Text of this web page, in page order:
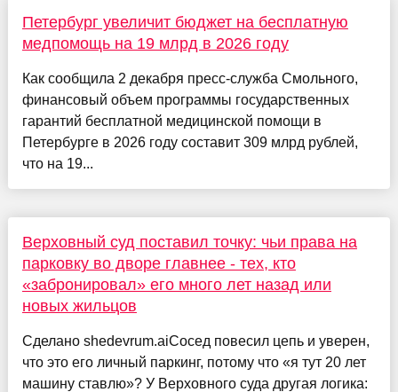
Петербург увеличит бюджет на бесплатную
медпомощь на 19 млрд в 2026 году
Как сообщила 2 декабря пресс-служба Смольного,
финансовый объем программы государственных
гарантий бесплатной медицинской помощи в
Петербурге в 2026 году составит 309 млрд рублей,
что на 19...
Верховный суд поставил точку: чьи права на
парковку во дворе главнее - тех, кто
«забронировал» его много лет назад или
новых жильцов
Сделано shedevrum.aiСосед повесил цепь и уверен,
что это его личный паркинг, потому что «я тут 20 лет
машину ставлю»? У Верховного суда другая логика: